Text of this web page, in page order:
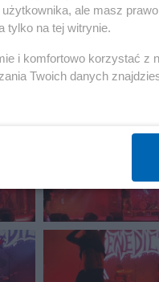
ale masz
tylko na tej witrynie.
i komfortowo korzystać z
Twoich danych